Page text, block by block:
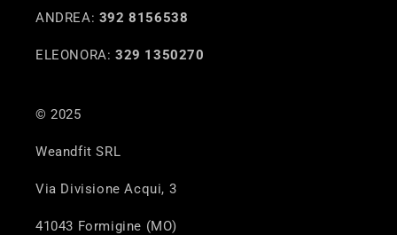
ANDREA: 392 8156538
ELEONORA: 329 1350270
© 2025
Weandfit SRL
Via Divisione Acqui, 3
41043 Formigine (MO)